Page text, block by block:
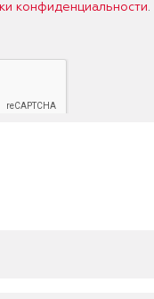
конфиденциальности.